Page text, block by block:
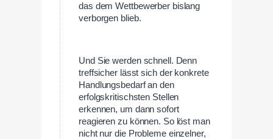
das dem Wettbewerber bislang
verborgen blieb.
Und Sie werden schnell. Denn
treffsicher lässt sich der konkrete
Handlungsbedarf an den
erfolgskritischsten Stellen
erkennen, um dann sofort
reagieren zu können. So löst man
nicht nur die Probleme einzelner,